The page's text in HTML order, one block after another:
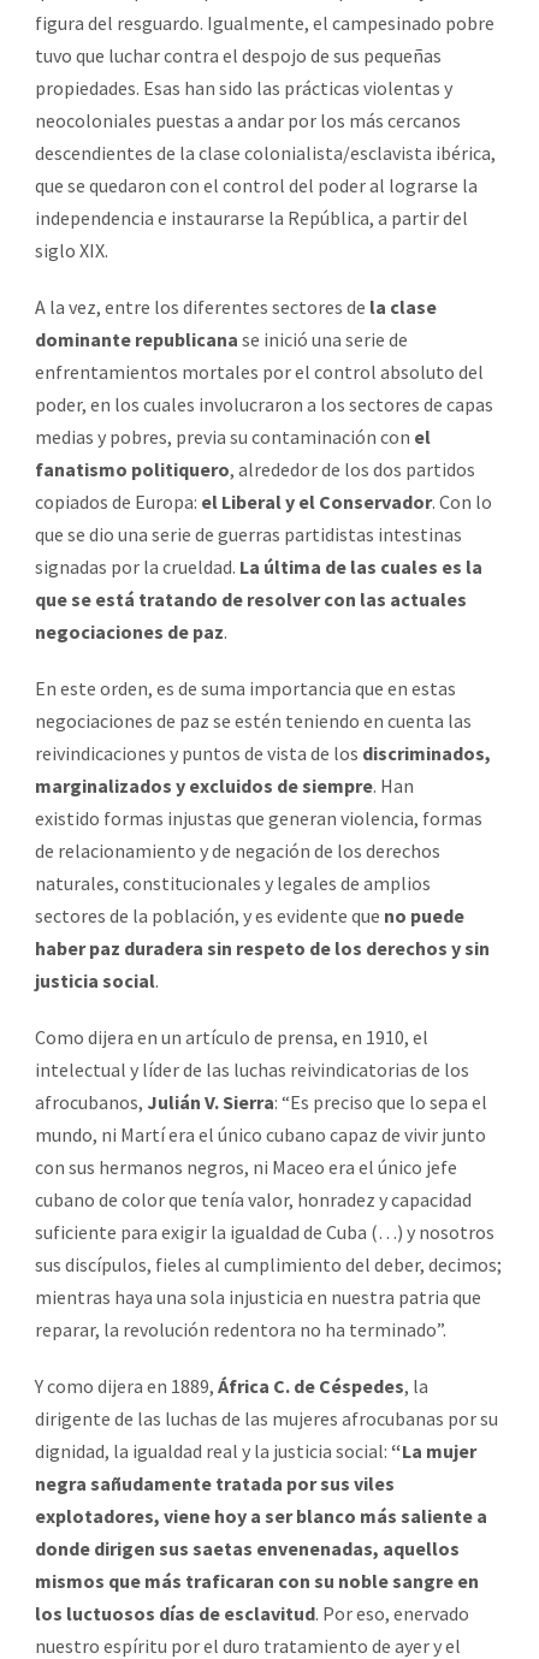
figura del resguardo. Igualmente, el campesinado pobre
tuvo que luchar contra el despojo de sus pequeñas
propiedades. Esas han sido las prácticas violentas y
neocoloniales puestas a andar por los más cercanos
descendientes de la clase colonialista/esclavista ibérica,
que se quedaron con el control del poder al lograrse la
independencia e instaurarse la República, a partir del
siglo XIX.
A la vez, entre los diferentes sectores de la clase
dominante republicana se inició una serie de
enfrentamientos mortales por el control absoluto del
poder, en los cuales involucraron a los sectores de capas
medias y pobres, previa su contaminación con el
fanatismo politiquero, alrededor de los dos partidos
copiados de Europa: el Liberal y el Conservador. Con lo
que se dio una serie de guerras partidistas intestinas
signadas por la crueldad. La última de las cuales es la
que se está tratando de resolver con las actuales
negociaciones de paz.
En este orden, es de suma importancia que en estas
negociaciones de paz se estén teniendo en cuenta las
reivindicaciones y puntos de vista de los discriminados,
marginalizados y excluidos de siempre. Han
existido formas injustas que generan violencia, formas
de relacionamiento y de negación de los derechos
naturales, constitucionales y legales de amplios
sectores de la población, y es evidente que no puede
haber paz duradera sin respeto de los derechos y sin
justicia social.
Como dijera en un artículo de prensa, en 1910, el
intelectual y líder de las luchas reivindicatorias de los
afrocubanos, Julián V. Sierra: “Es preciso que lo sepa el
mundo, ni Martí era el único cubano capaz de vivir junto
con sus hermanos negros, ni Maceo era el único jefe
cubano de color que tenía valor, honradez y capacidad
suficiente para exigir la igualdad de Cuba (…) y nosotros
sus discípulos, fieles al cumplimiento del deber, decimos;
mientras haya una sola injusticia en nuestra patria que
reparar, la revolución redentora no ha terminado”.
Y como dijera en 1889, África C. de Céspedes, la
dirigente de las luchas de las mujeres afrocubanas por su
dignidad, la igualdad real y la justicia social: “La mujer
negra sañudamente tratada por sus viles
explotadores, viene hoy a ser blanco más saliente a
donde dirigen sus saetas envenenadas, aquellos
mismos que más traficaran con su noble sangre en
los luctuosos días de esclavitud. Por eso, enervado
nuestro espíritu por el duro tratamiento de ayer y el